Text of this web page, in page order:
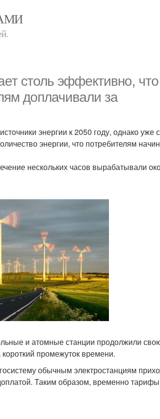
столь эффективно,
доплачивали за
энергии к 2050 году, однако уже
энергии, что потребителям
нескольких часов вырабатывали
и атомные станции продолжили
промежуток времени.
обычным электростанциям
Таким образом, временно